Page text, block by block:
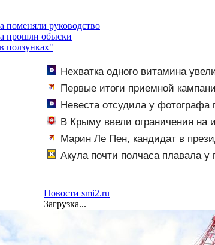
поменяли руководство
прошли обыски
ползунках"
Нехватка одного витамина
Первые итоги приемной
сколько олимпиадников,
Невеста отсудила у фотографа
В Крыму ввели ограничения на
Марин Ле Пен, кандидат в
относится к России и Украине,
новости
Акула почти полчаса плавала
Новости smi2.ru
Загрузка...